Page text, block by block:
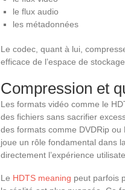
le flux audio
les métadonnées
Le codec, quant à lui,
efficace de l’espace de
Compression et
Les formats vidéo comme le
des fichiers sans sacrifier
des formats comme DVDRip
joue un rôle fondamental dans
directement l’expérience
Le HDTS meaning peut parfois